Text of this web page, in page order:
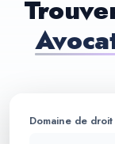
Domaine de droit